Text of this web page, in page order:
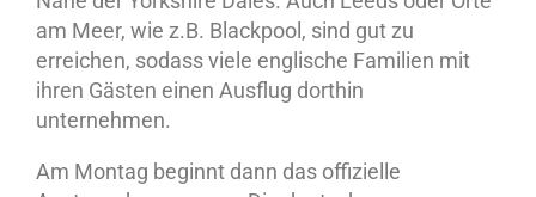
am Meer, wie z.B. Blackpool, sind gut zu
erreichen, sodass viele englische Familien mit
ihren Gästen einen Ausflug dorthin
unternehmen.
Am Montag beginnt dann das offizielle